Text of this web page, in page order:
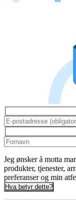
Jeg ønsker å motta
produkter, tjenester,
preferanser og min
Hva betyr dette?